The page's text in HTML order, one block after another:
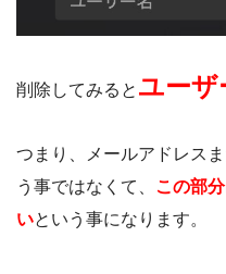
削除してみると ユーザ
つまり、メールアドレス
う事ではなくて、 この部
いという事になります。